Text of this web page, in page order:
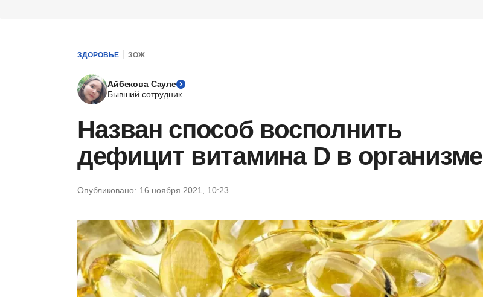
ЗДОРОВЬЕ ЗОЖ
Айбекова Сауле
Бывший сотрудник
Назван способ восполнить
дефицит витамина D в организме
Опубликовано: 16 ноября 2021, 10:23